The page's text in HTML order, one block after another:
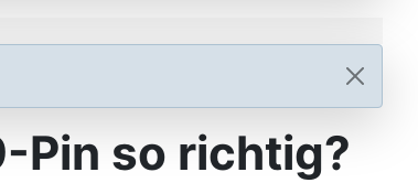
Pin so richtig?